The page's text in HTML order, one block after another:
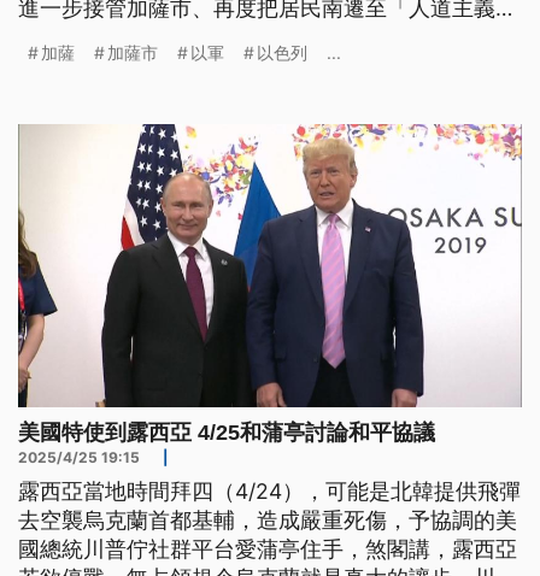
進一步接管加薩市、再度把居民南遷至「人道主義
薩居民？
加薩 加薩市 以軍 以色列 ...
美國特使到露西亞 4/25和蒲亭討論和平協議
2025/4/25 19:15
露西亞當地時間拜四（4/24），可能是北韓提供飛彈
去空襲烏克蘭首都基輔，造成嚴重死傷，予協調的美
國總統川普佇社群平台愛蒲亭住手，煞閣講，露西亞